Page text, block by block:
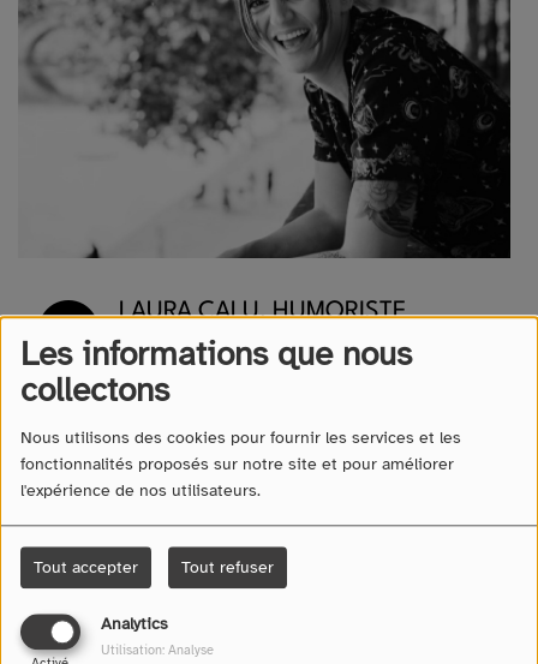
Les informations que nous
collectons
Nous utilisons des cookies pour fournir les services et les
fonctionnalités proposés sur notre site et pour améliorer
l'expérience de nos utilisateurs.
Tout accepter Tout refuser
Analytics
Utilisation: Analyse
LAURA CALU, HUMORISTE
VAROISE SE MOBILISE POUR
CORRENS
LES LIVRES DE L'ÉTÉ - NÉE
D'AUCUNE FEMME
LES LIVRES DE L'ÉTÉ - RÊVES
OUBLIÉS